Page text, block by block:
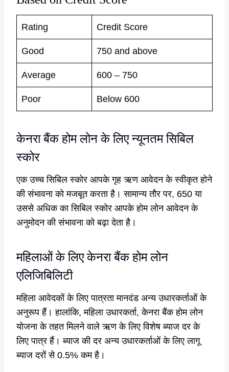
Rating Credit Score
Good 750 and above
Average 600 – 750
Poor Below 600
केनरा बैंक होम लोन के लिए न्यूनतम सिबिल
स्कोर
एक उच्च सिबिल स्कोर आपके गृह ऋण आवेदन के स्वीकृत होने
की संभावना को मजबूत करता है। सामान्य तौर पर, 650 या
उससे अधिक का सिबिल स्कोर आपके होम लोन आवेदन के
अनुमोदन की संभावना को बढ़ा देता है।
महिलाओं के लिए केनरा बैंक होम लोन
एलिजिबिलिटी
महिला आवेदकों के लिए पात्रता मानदंड अन्य उधारकर्ताओं के
अनुरूप हैं। हालांकि, महिला उधारकर्ता, केनरा बैंक होम लोन
योजना के तहत मिलने वाले ऋण के लिए विशेष ब्याज दर के
लिए पात्र हैं। ब्याज की दर अन्य उधारकर्ताओं के लिए लागू
ब्याज दरों से 0.5% कम है।